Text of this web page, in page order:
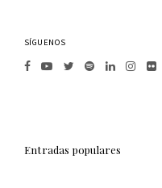
SÍGUENOS
Entradas populares